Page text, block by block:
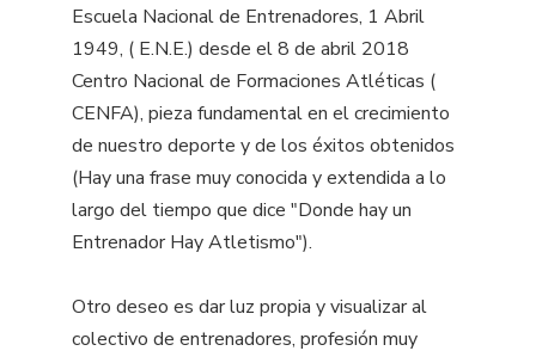
Escuela Nacional de Entrenadores, 1 Abril
1949, ( E.N.E.) desde el 8 de abril 2018
Centro Nacional de Formaciones Atléticas (
CENFA), pieza fundamental en el crecimiento
de nuestro deporte y de los éxitos obtenidos
(Hay una frase muy conocida y extendida a lo
largo del tiempo que dice "Donde hay un
Entrenador Hay Atletismo").
Otro deseo es dar luz propia y visualizar al
colectivo de entrenadores, profesión muy